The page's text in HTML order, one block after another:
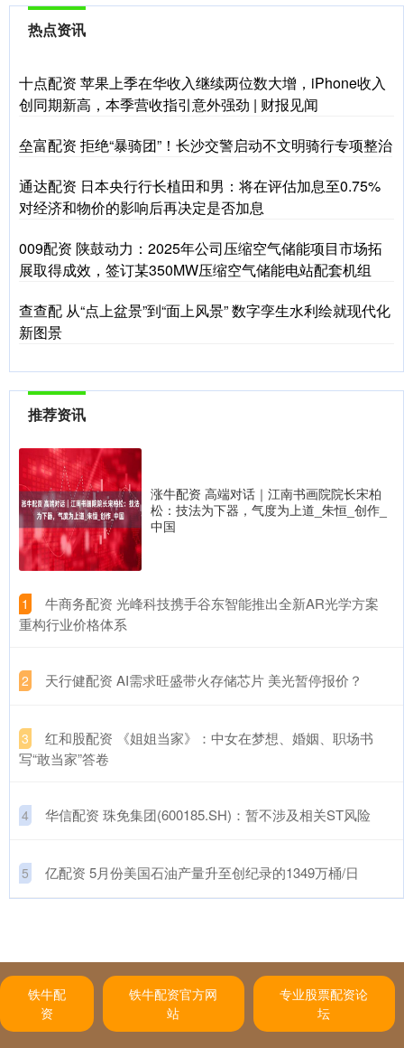
热点资讯
十点配资 苹果上季在华收入继续两位数大增，iPhone收入
创同期新高，本季营收指引意外强劲 | 财报见闻
垒富配资 拒绝“暴骑团”！长沙交警启动不文明骑行专项整治
通达配资 日本央行行长植田和男：将在评估加息至0.75%
对经济和物价的影响后再决定是否加息
009配资 陕鼓动力：2025年公司压缩空气储能项目市场拓
展取得成效，签订某350MW压缩空气储能电站配套机组
查查配 从“点上盆景”到“面上风景” 数字孪生水利绘就现代化
新图景
推荐资讯
涨牛配资 高端对话｜江南书画院院长宋柏
松：技法为下器，气度为上道_朱恒_创作_
中国
1
​牛商务配资 光峰科技携手谷东智能推出全新AR光学方案
重构行业价格体系
2 ​天行健配资 AI需求旺盛带火存储芯片 美光暂停报价？
3
​红和股配资 《姐姐当家》：中女在梦想、婚姻、职场书
写“敢当家”答卷
4 ​华信配资 珠免集团(600185.SH)：暂不涉及相关ST风险
5 ​亿配资 5月份美国石油产量升至创纪录的1349万桶/日
铁牛配
资
铁牛配资官方网
站
专业股票配资论
坛